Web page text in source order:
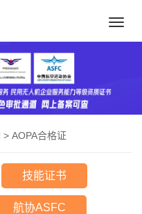
> AOPA合格证
技能证书
航协ASFC